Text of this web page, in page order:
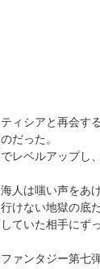
ィシアと再会する
だった。
レベルアップ
人は嗤い声をあ
けない地獄の底だ
ていた相手に
ァンタジー第七弾